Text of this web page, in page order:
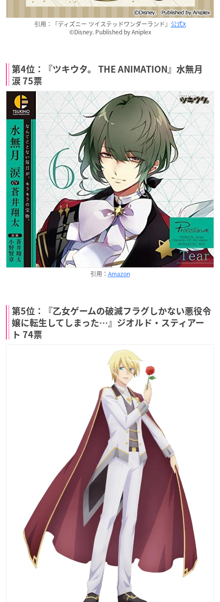
引用：『ディズニー ツイステッドワンダーランド』 公式X
©Disney. Published by Aniplex
第4位：『ツキウタ。 THE ANIMATION』水無月
涙 75票
引用： Amazon
第5位：『乙女ゲームの破滅フラグしかない悪役令
嬢に転生してしまった…』ジオルド・スティアー
ト 74票